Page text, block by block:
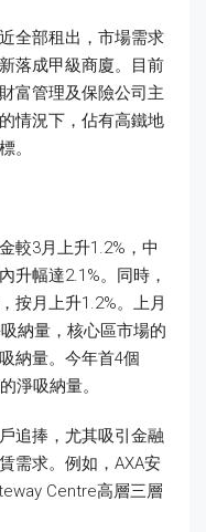
全部租出，市場需求
落成甲級商廈。目前
富管理及保險公司主
情況下，佔有高鐵地
。
較3月上升1.2%，中
升幅達2.1%。同時，
按月上升1.2%。上月
納量，核心區市場的
納量。今年首4個
淨吸納量。
追捧，尤其吸引金融
需求。例如，AXA安
Centre高層三層